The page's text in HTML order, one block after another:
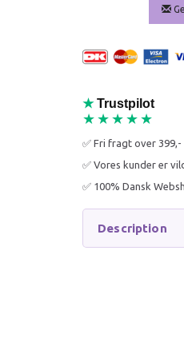
★ Trustpilot
★★★★★
✅ Fri fragt over 399,-
✅ Vores kunder er
✅ 100% Dansk
Description